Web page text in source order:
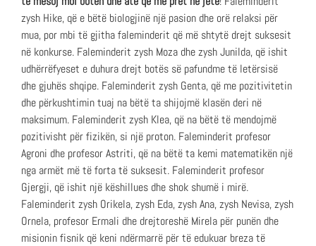
zysh Hike, që e bëtë biologjinë një pasion dhe orë relaksi për
mua, por mbi të gjitha faleminderit që më shtytë drejt suksesit
në konkurse. Faleminderit zysh Moza dhe zysh Junilda, që ishit
udhërrëfyeset e duhura drejt botës së pafundme të letërsisë
dhe gjuhës shqipe. Faleminderit zysh Genta, që me pozitivitetin
dhe përkushtimin tuaj na bëtë ta shijojmë klasën deri në
maksimum. Faleminderit zysh Klea, që na bëtë të mendojmë
pozitivisht për fizikën, si një proton. Faleminderit profesor
Agroni dhe profesor Astriti, që na bëtë ta kemi matematikën një
nga armët më të forta të suksesit. Faleminderit profesor
Gjergji, që ishit një këshillues dhe shok shumë i mirë.
Faleminderit zysh Orikela, zysh Eda, zysh Ana, zysh Nevisa, zysh
Ornela, profesor Ermali dhe drejtoreshë Mirela për punën dhe
misionin fisnik që keni ndërmarrë për të edukuar breza të